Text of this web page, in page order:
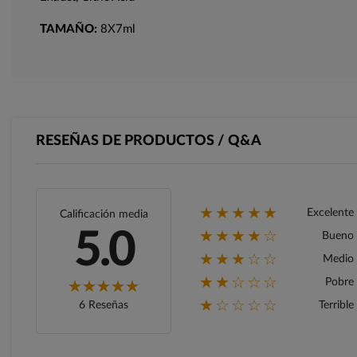
TAMAÑO: 8X7ml
RESEÑAS DE PRODUCTOS / Q&A
Calificación media
5.0
6 Reseñas
★★★★★ Excelente
★★★★☆ Bueno
★★★☆☆ Medio
★★☆☆☆ Pobre
★☆☆☆☆ Terrible